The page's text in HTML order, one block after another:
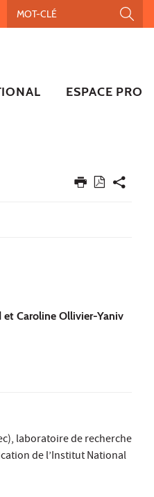
ESPACE PRO
Caroline Ollivier-Yaniv
, laboratoire de recherche
de l’Institut National